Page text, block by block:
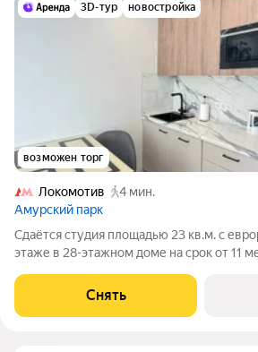
3D-тур новостройка
возможен торг
Локомотив
4 мин.
Амурский парк
Сдаётся студия площадью 23 кв.м. с
этаже в 28-этажном доме на срок от 11
Холодильник Посудомоечная машина Кондиционер
Микроволновка Пылесос Дом -
Снять